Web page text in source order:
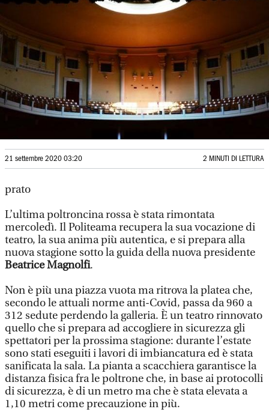
21 settembre 2020 03:20 2 MINUTI DI LETTURA
prato
L’ultima poltroncina rossa è stata rimontata
mercoledì. Il Politeama recupera la sua vocazione di
teatro, la sua anima più autentica, e si prepara alla
nuova stagione sotto la guida della nuova presidente
Beatrice Magnolfi.
Non è più una piazza vuota ma ritrova la platea che,
secondo le attuali norme anti-Covid, passa da 960 a
312 sedute perdendo la galleria. È un teatro rinnovato
quello che si prepara ad accogliere in sicurezza gli
spettatori per la prossima stagione: durante l’estate
sono stati eseguiti i lavori di imbiancatura ed è stata
sanificata la sala. La pianta a scacchiera garantisce la
distanza fisica fra le poltrone che, in base ai protocolli
di sicurezza, è di un metro ma che è stata elevata a
1,10 metri come precauzione in più.